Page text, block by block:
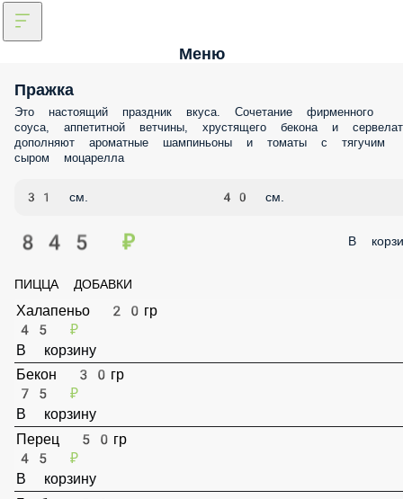
Меню
Пражка
Это настоящий праздник вкуса. Сочетание фирменного
соуса, аппетитной ветчины, хрустящего бекона и
дополняют ароматные шампиньоны и томаты с тягучим
сыром моцарелла
31 см. 40 см.
845 ₽ В
ПИЦЦА ДОБАВКИ
Халапеньо 20гр
45 ₽
В корзину
Бекон 30гр
75 ₽
В корзину
Перец 50гр
45 ₽